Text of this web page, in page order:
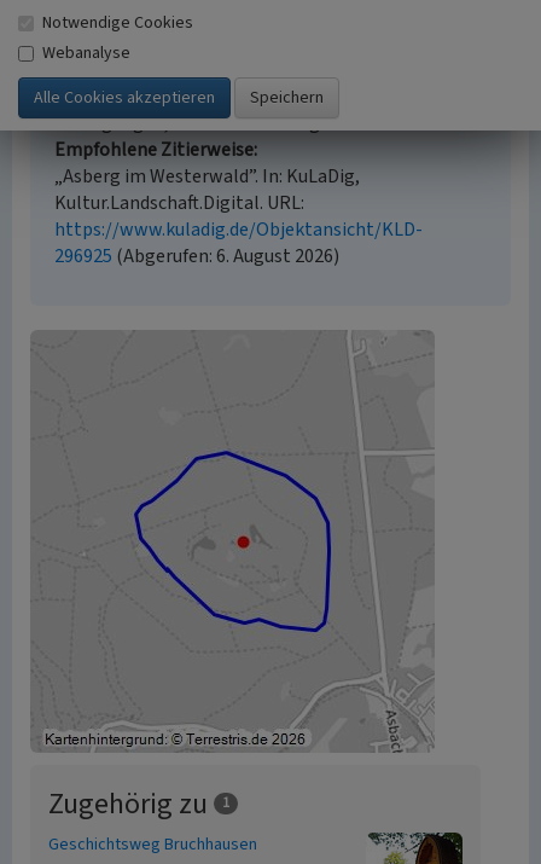
Urheberrechtlicher Hinweis
Der hier präsentierte Inhalt ist urheberrechtlich
geschützt. Die angezeigten Medien unterliegen
möglicherweise zusätzlichen urheberrechtlichen
Bedingungen, die an diesen ausgewiesen sind.
Empfohlene Zitierweise
„Asberg im Westerwald”. In: KuLaDig,
Kultur.Landschaft.Digital. URL:
https://www.kuladig.de/Objektansicht/KLD-
296925 (Abgerufen: 6. August 2026)
Zugehörig zu 1
Geschichtsweg Bruchhausen
Notwendige Cookies
Webanalyse